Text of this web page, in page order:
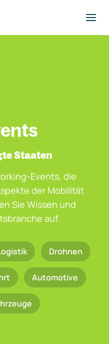
Staaten
Events, die
der Mobilität
Sie Wissen und
auf.
Drohnen
Automotive